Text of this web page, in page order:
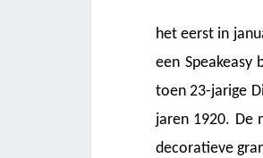
het eerst in
een
toen 23-jarige
jaren 1920. De
decoratieve